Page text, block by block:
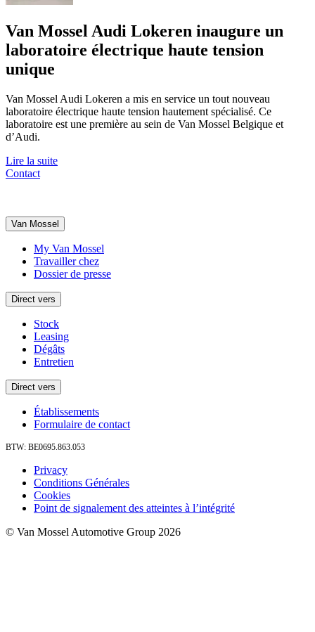
Van Mossel Audi Lokeren inaugure un
laboratoire électrique haute tension
unique
Van Mossel Audi Lokeren a mis en service un tout nouveau
laboratoire électrique haute tension hautement spécialisé. Ce
laboratoire est une première au sein de Van Mossel Belgique et
d’Audi.
Lire la suite
Contact
Van Mossel
My Van Mossel
Travailler chez
Dossier de presse
Direct vers
Stock
Leasing
Dégâts
Entretien
Direct vers
Établissements
Formulaire de contact
BTW: BE0695.863.053
Privacy
Conditions Générales
Cookies
Point de signalement des atteintes à l’intégrité
© Van Mossel Automotive Group 2026